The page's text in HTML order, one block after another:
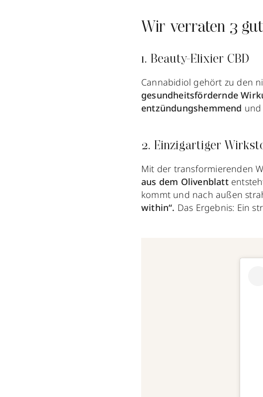
Wir verraten 3
1. Beauty-Elixier CBD
Cannabidiol gehört zu den
gesundheitsfördernde
entzündungshemmend und
2. Einzigartiger
Mit der transformierenden
aus dem Olivenblatt
kommt und nach außen
within“. Das Ergebnis: Ein